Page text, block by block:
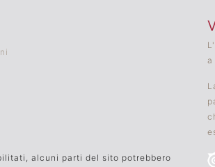
alcuni parti del sito potrebbero
a